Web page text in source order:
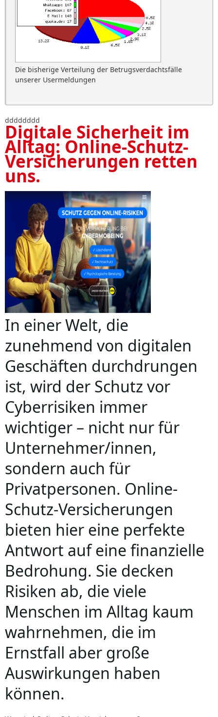
Die bisherige Verteilung der Betrugsverdachtsfälle
unserer Usermeldungen
dddddddd
Digitale Sicherheit im
Alltag: Online-Schutz-
Versicherungen retten
uns.
In einer Welt, die
zunehmend von digitalen
Geschäften durchdrungen
ist, wird der Schutz vor
Cyberrisiken immer
wichtiger – nicht nur für
Unternehmer/innen,
sondern auch für
Privatpersonen. Online-
Schutz-Versicherungen
bieten hier eine perfekte
Antwort auf eine finanzielle
Bedrohung. Sie decken
Risiken ab, die viele
Menschen im Alltag kaum
wahrnehmen, die im
Ernstfall aber große
Auswirkungen haben
können.